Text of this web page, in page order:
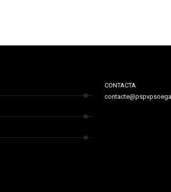
CONTACTA